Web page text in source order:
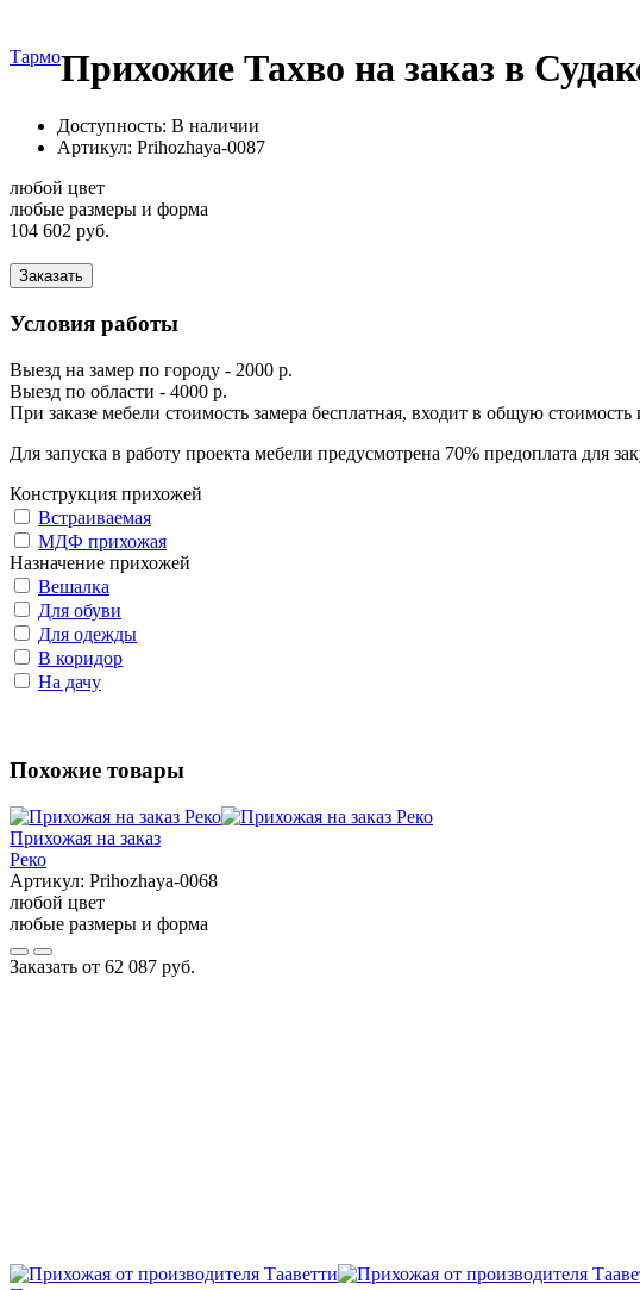
ТармоПрихожие Тахво на заказ в
Доступность: В наличии
Артикул: Prihozhaya-0087
любой цвет
любые размеры и форма
104 602 руб.
Заказать
Условия работы
Выезд на замер по городу - 2000 р.
Выезд по области - 4000 р.
При заказе мебели стоимость замера бесплатная, входит в общую стоимость
Для запуска в работу проекта мебели предусмотрена 70% предоплата для
Конструкция прихожей
Встраиваемая
МДФ прихожая
Назначение прихожей
Вешалка
Для обуви
Для одежды
В коридор
На дачу
Похожие товары
Прихожая на заказ
Реко
Артикул: Prihozhaya-0068
любой цвет
любые размеры и форма
Заказать от 62 087 руб.